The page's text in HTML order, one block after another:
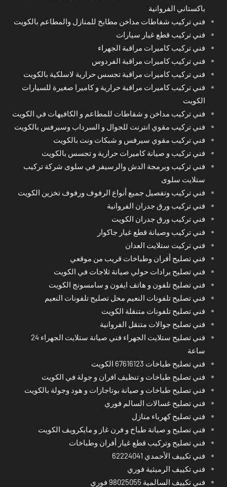
باكستاني الفروانية
فني تركيب شفاطات مداخن مطابخ للمنازل والمطاعم بالكويت
فني تركيب قطع غيار سيارات
فني تركيب كاميرات مراقبة الجهراء
فني تركيب كاميرات مراقبة الفردوس
فني تركيب كاميرات مراقبة تجسس حرارية لاسلكية بالكويت
فني تركيب كاميرات مراقبة حرارية و كاميرا صغيرة للسيارات
الكويت
فني تركيب مداخن و شفاطات للمطاعم و الكافيهات في الكويت
فني تركيب مقوي انترنت للجوال و السرداب وسيرفس بالكويت
فني تركيب مقوي سيرفس و شبكات ونت بالكويت
فني تركيب و صيانة كاميرات حرارية و تجسس بالكويت
فني تركيب وبرمجة الدش والرسيفر في سلوى شركة تركيب
ستلايت سلوى
فني تركيب وتفصيل جميع أنواع الرفوف ورفوف تخزين الكويت
فني تركيب ورق جدران الفروانية
فني تركيب ورق جدران الكويت
فني تركيب وصيانة قطع غيار جاكوار
فني تركيت ستلايت العدان
فني تصليح أفران وطباخات قريب من موقعي
فني تصليح برادات حولي صيانة ثلاجات في الكويت
فني تصليح تلفون و هاتف ايفون و سامسونج الكويت
فني تصليح تلفونات النعيم محل تصليح تلفونات النعيم
فني تصليح تلفونات متنقلة الكويت
فني تصليح جوالات متنقل الفروانية
فني تصليح ستلايت الجهراء فني صيانة ستلايت الجهراء 24
ساعة
فني تصليح طباخات 67616123 الكويت
فني تصليح طباخات و تنظيف افران و جولة في الكويت
فني تصليح طباخات و صيانة بوتاجازات و هود وجولة بالكويت
فني تصليح غسالات السالم فوري
فني تصليح كهرباء منازل
فني تصليح و صيانة طباخ و فرن غاز و مايكرويف الكويت
فني تصليح وتركيب قطع غيار أفران وطباخات
فني تكييف الأحمدي 62224041
فني تكييف الرميثية فوري
فني تكييف السالمية 98025055 فوري